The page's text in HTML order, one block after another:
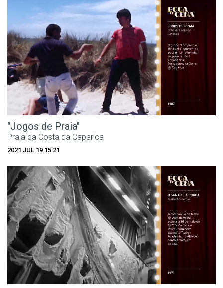
"Jogos de Praia"
Praia da Costa da Caparica
2021 JUL 19 15:21